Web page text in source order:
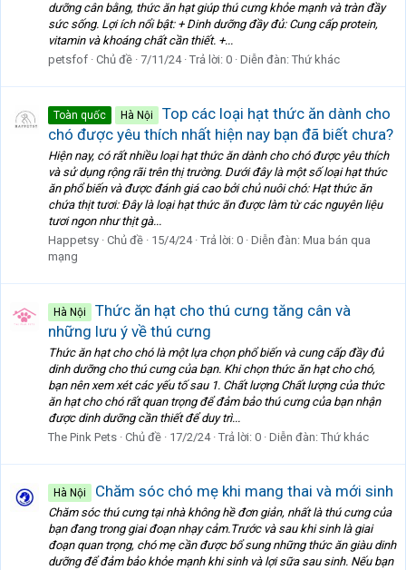
dưỡng cân bằng, thức ăn hạt giúp thú cưng khỏe mạnh và tràn đầy
sức sống. Lợi ích nổi bật: + Dinh dưỡng đầy đủ: Cung cấp protein,
vitamin và khoáng chất cần thiết. +...
petsfof Chủ đề 7/11/24 Trả lời: 0 Diễn đàn: Thứ khác
Toàn quốc Hà Nội
Top các loại hạt thức ăn dành cho
chó được yêu thích nhất hiện nay bạn đã biết chưa?
Hiện nay, có rất nhiều loại hạt thức ăn dành cho chó được yêu thích
và sử dụng rộng rãi trên thị trường. Dưới đây là một số loại hạt thức
ăn phổ biến và được đánh giá cao bởi chủ nuôi chó: Hạt thức ăn
chứa thịt tươi: Đây là loại hạt thức ăn được làm từ các nguyên liệu
tươi ngon như thịt gà...
Happetsy Chủ đề 15/4/24 Trả lời: 0 Diễn đàn: Mua bán qua
mạng
Hà Nội
Thức ăn hạt cho thú cưng tăng cân và
những lưu ý về thú cưng
Thức ăn hạt cho chó là một lựa chọn phổ biến và cung cấp đầy đủ
dinh dưỡng cho thú cưng của bạn. Khi chọn thức ăn hạt cho chó,
bạn nên xem xét các yếu tố sau 1. Chất lượng Chất lượng của thức
ăn hạt cho chó rất quan trọng để đảm bảo thú cưng của bạn nhận
được dinh dưỡng cần thiết để duy trì...
The Pink Pets Chủ đề 17/2/24 Trả lời: 0 Diễn đàn: Thứ khác
Hà Nội Chăm sóc chó mẹ khi mang thai và mới sinh
Chăm sóc thú cưng tại nhà không hề đơn giản, nhất là thú cưng của
bạn đang trong giai đoạn nhạy cảm.Trước và sau khi sinh là giai
đoạn quan trọng, chó mẹ cần được bổ sung những thức ăn giàu dinh
dưỡng để đảm bảo khỏe mạnh khi sinh và lợi sữa sau sinh. Nếu bạn